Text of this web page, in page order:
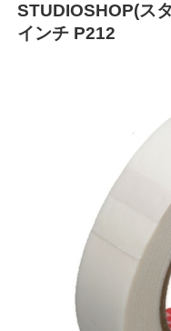
STUDIOSHOP(ス
インチ P212